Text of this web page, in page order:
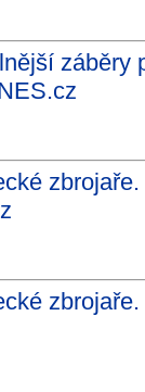
záběry